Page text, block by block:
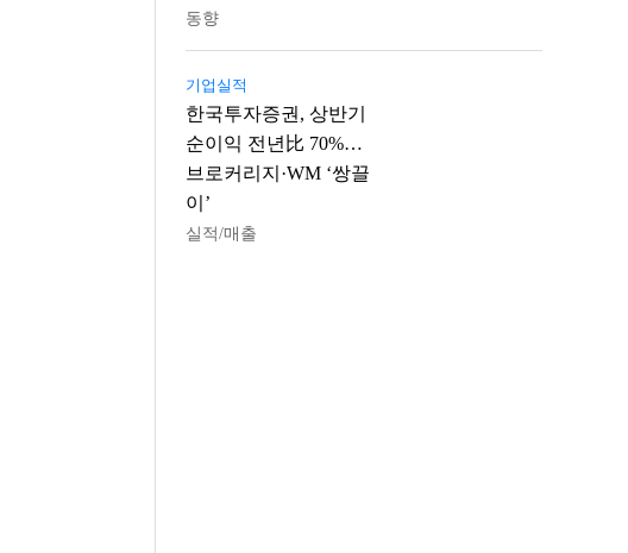
동향
기업실적
한국투자증권, 상반기
순이익 전년比 70%…
브로커리지·WM ‘쌍끌
이’
실적/매출